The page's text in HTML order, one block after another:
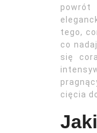
powrót
tego,
co
się
cięcia